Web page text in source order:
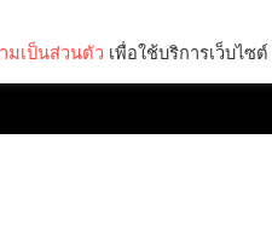
มเป็นส่วนตัว เพื่อใช้บริการเว็บไซต์